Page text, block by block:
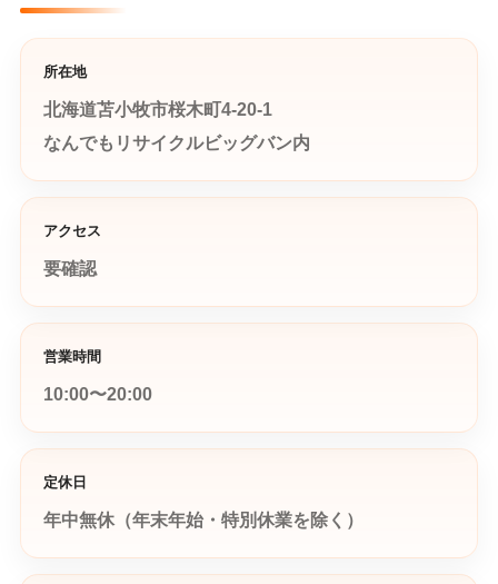
所在地
北海道苫小牧市桜木町4-20-1
なんでもリサイクルビッグバン内
アクセス
要確認
営業時間
10:00〜20:00
定休日
年中無休（年末年始・特別休業を除く）